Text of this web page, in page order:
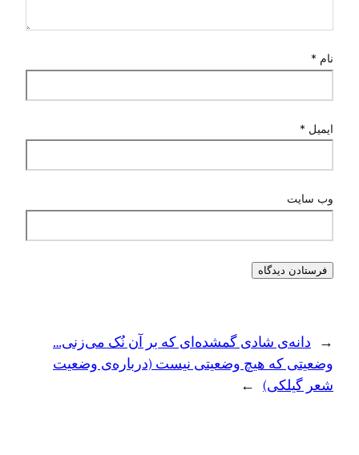
نام *
ایمیل *
وب‌ سایت
←
دانه‌ی شادی گمشده‌ای که بر آن نُک می‌زنی…
وضعیتی که هیچ وضعیتی نیست (درباره‌ی وضعیت
شعر گیلکی)
→